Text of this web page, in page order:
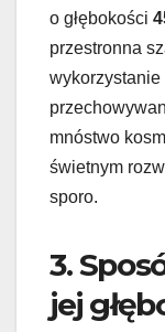
o głębokości
przestronna
mnóstwo
świetnym
sporo.
3.
jej